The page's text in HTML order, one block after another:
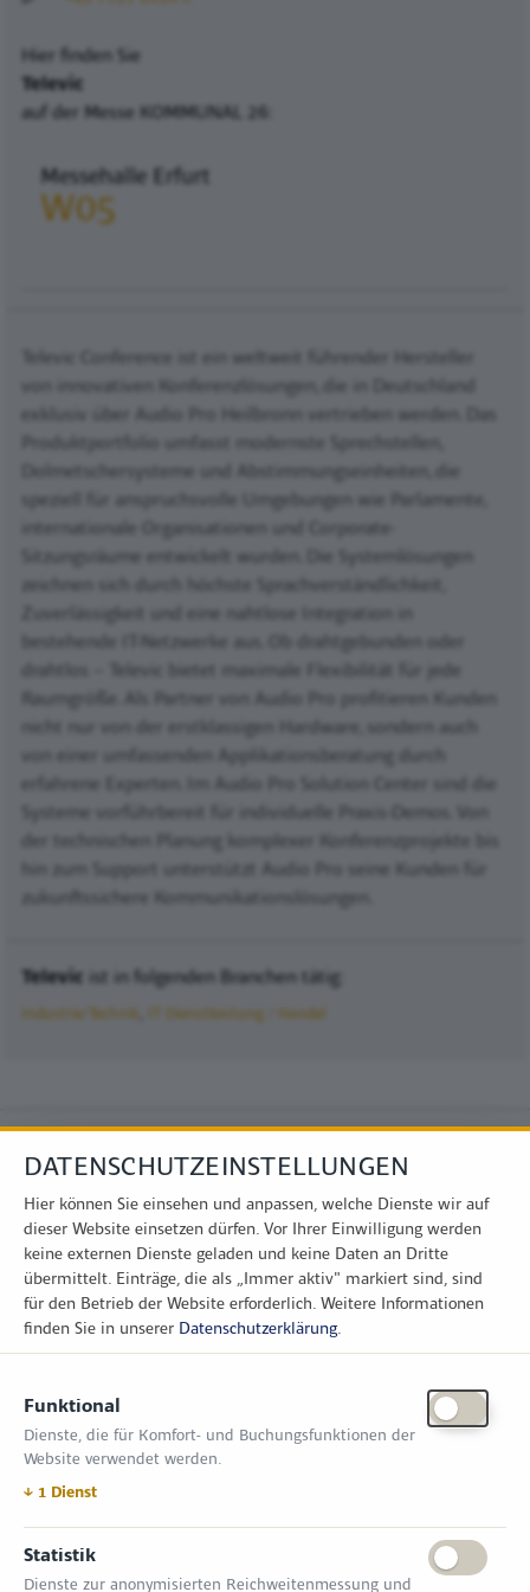
Hier finden Sie
Televic
auf der Messe KOMMUNAL 26:
Messehalle Erfurt
W05
Televic Conference ist ein weltweit führender Hersteller
von innovativen Konferenzlösungen, die in Deutschland
exklusiv über Audio Pro Heilbronn vertrieben werden. Das
Produktportfolio umfasst modernste Sprechstellen,
Dolmetschersysteme und Abstimmungseinheiten, die
speziell für anspruchsvolle Umgebungen wie Parlamente,
internationale Organisationen und Corporate-
Sitzungsräume entwickelt wurden. Die Systemlösungen
zeichnen sich durch höchste Sprachverständlichkeit,
Zuverlässigkeit und eine nahtlose Integration in
bestehende IT-Netzwerke aus. Ob drahtgebunden oder
drahtlos – Televic bietet maximale Flexibilität für jede
Raumgröße. Als Partner von Audio Pro profitieren Kunden
nicht nur von der erstklassigen Hardware, sondern auch
von einer umfassenden Applikationsberatung durch
erfahrene Experten. Im Audio Pro Solution Center sind die
Systeme vorführbereit für individuelle Praxis-Demos. Von
der technischen Planung komplexer Konferenzprojekte bis
hin zum Support unterstützt Audio Pro seine Kunden für
zukunftssichere Kommunikationslösungen.
Televic ist in folgenden Branchen tätig:
Industrie/Technik IT Dienstleistung / Handel
Zimper Media GmbH
Reinhardtstr. 31, 10117 Berlin
Tel.: +49 (0) 30 814 50 12 600
office@kommunal.de
ÖFFNUNGSZEITEN MESSE
DATENSCHUTZEINSTELLUNGEN
Hier können Sie einsehen und anpassen, welche Dienste wir auf
dieser Website einsetzen dürfen. Vor Ihrer Einwilligung werden
keine externen Dienste geladen und keine Daten an Dritte
übermittelt. Einträge, die als „Immer aktiv" markiert sind, sind
für den Betrieb der Website erforderlich. Weitere Informationen
finden Sie in unserer Datenschutzerklärung.
Funktional
Dienste, die für Komfort- und Buchungsfunktionen der
Website verwendet werden.
↓ 1 Dienst
Statistik
Dienste zur anonymisierten Reichweitenmessung und